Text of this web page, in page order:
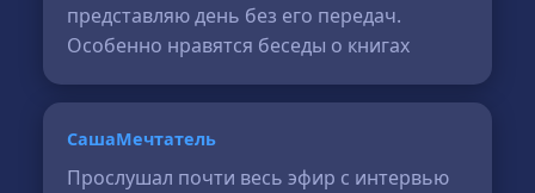
представляю день без его передач.
Особенно нравятся беседы о книгах
СашаМечтатель
Прослушал почти весь эфир с интервью